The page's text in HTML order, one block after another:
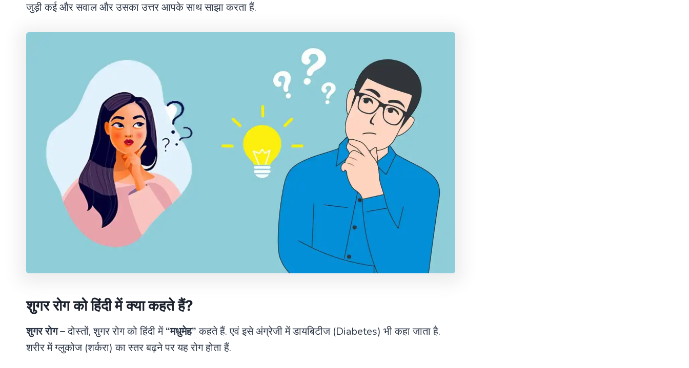
जुड़ी कई और सवाल और उसका उत्तर आपके साथ साझा करता हैं.
शुगर रोग को हिंदी में क्या कहते हैं?
शुगर रोग –दोस्तों, शुगर रोग को हिंदी में“मधुमेह”कहते हैं. एवं इसे अंग्रेजी में डायबिटीज (Diabetes) भी कहा जाता है.
शरीर में ग्लुकोज (शर्करा) का स्तर बढ़ने पर यह रोग होता हैं.